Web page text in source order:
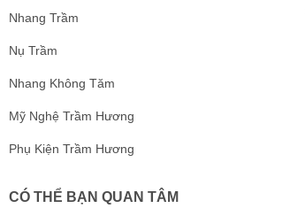
Nhang Trầm
Nụ Trầm
Nhang Không Tăm
Mỹ Nghệ Trầm Hương
Phụ Kiện Trầm Hương
CÓ THỂ BẠN QUAN TÂM